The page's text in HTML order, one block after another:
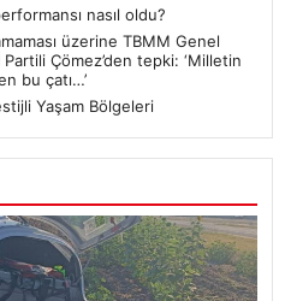
nasıl oldu?
üzerine TBMM Genel
Çömez’den tepki: ‘Milletin
bu çatı…’
Yaşam Bölgeleri